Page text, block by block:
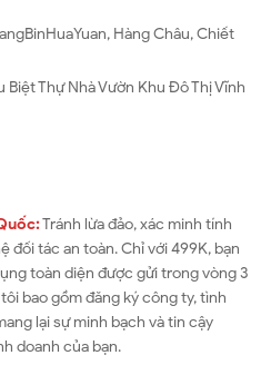
Hàng Châu, Chiết
Biệt Thự Nhà Vườn Khu Đô Thị Vĩnh
Tránh lừa đảo, xác minh tính
đối tác an toàn. Chỉ với 499K, bạn
toàn diện được gửi trong vòng 3
bao gồm đăng ký công ty, tình
lại sự minh bạch và tin cậy
doanh của bạn.